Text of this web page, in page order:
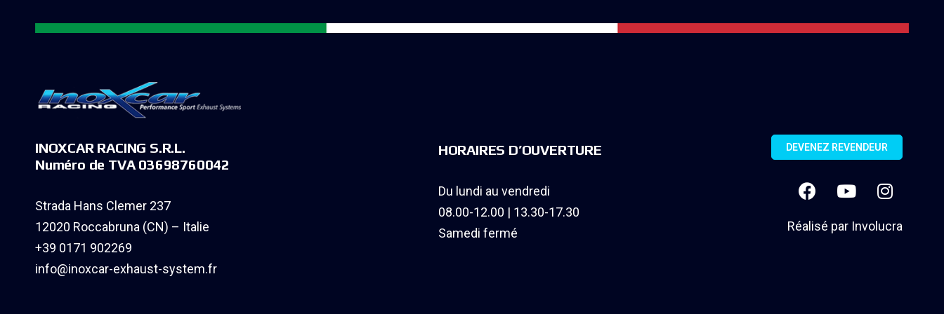
INOXCAR RACING S.R.L.
Numéro de TVA 03698760042
Strada Hans Clemer 237
12020 Roccabruna (CN) – Italie
+39 0171 902269
info@inoxcar-exhaust-system.fr
HORAIRES D’OUVERTURE
Du lundi au vendredi
08.00-12.00 | 13.30-17.30
Samedi fermé
DEVENEZ REVENDEUR
Réalisé par Involucra